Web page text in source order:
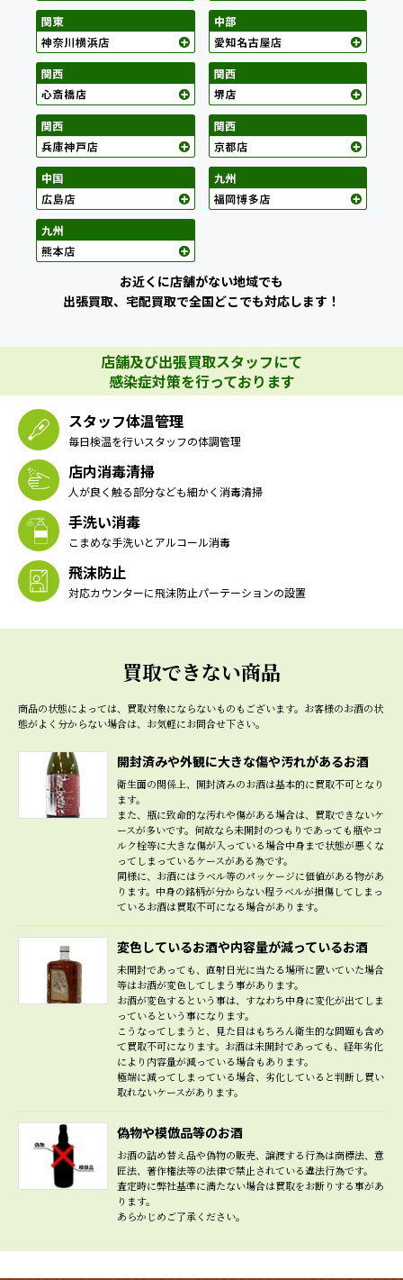
お近くに店舗がない地域でも
出張買取、宅配買取で全国どこでも対応します！
店舗及び出張買取スタッフにて
感染症対策を行っております
スタッフ体温管理
毎日検温を行いスタッフの体調管理
店内消毒清掃
人が良く触る部分なども細かく消毒清掃
手洗い消毒
こまめな手洗いとアルコール消毒
飛沫防止
対応カウンターに飛沫防止パーテーションの設置
買取できない商品
商品の状態によっては、買取対象にならないものもございます。 お客様のお酒の状
態がよく分からない場合は、お気軽にお問合せ下さい。
開封済みや外観に大きな傷や汚れがあるお酒
衛生面の関係上、開封済みのお酒は基本的に買取不可となり
ます。
また、瓶に致命的な汚れや傷がある場合は、買取できないケ
ースが多いです。何故なら未開封のつもりであっても瓶やコ
ルク栓等に大きな傷が入っている場合中身まで状態が悪くな
ってしまっているケースがある為です。
同様に、お酒にはラベル等のパッケージに価値がある物があ
ります。中身の銘柄が分からない程ラベルが損傷してしまっ
ているお酒は買取不可になる場合があります。
変色しているお酒や内容量が減っているお酒
未開封であっても、直射日光に当たる場所に置いていた場合
等はお酒が変色してしまう事があります。
お酒が変色するという事は、すなわち中身に変化が出てしま
っているという事になります。
こうなってしまうと、見た目はもちろん衛生的な問題も含め
て買取不可になります。お酒は未開封であっても、経年劣化
により内容量が減っている場合もあります。
極端に減ってしまっている場合、劣化していると判断し買い
取れないケースがあります。
偽物や模倣品等のお酒
お酒の詰め替え品や偽物の販売、譲渡する行為は商標法、意
匠法、著作権法等の法律で禁止されている違法行為です。
査定時に弊社基準に満たない場合は買取をお断りする事があ
ります。
あらかじめご了承ください。